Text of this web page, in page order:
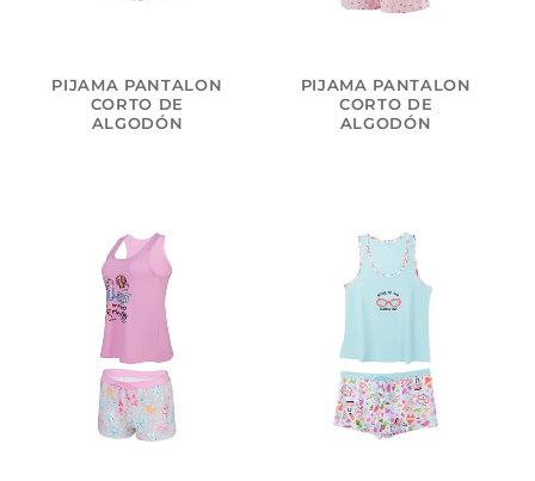
PIJAMA PANTALON
CORTO DE
ALGODÓN
PIJAMA PANTALON
CORTO DE
ALGODÓN